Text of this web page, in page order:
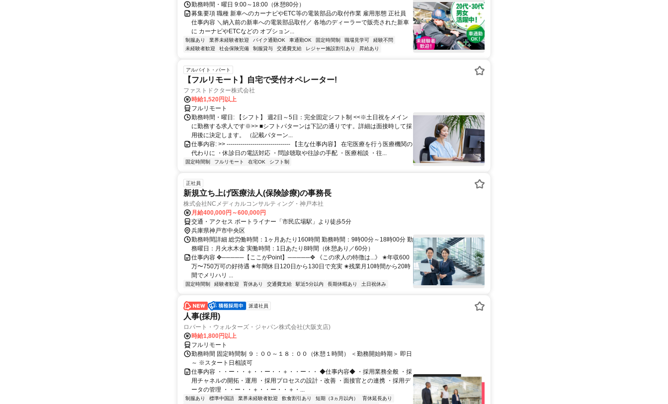
勤務時間・曜日 9:00～18:00（休憩80分）
募集要項 職種 新車へのカーナビやETC等の電装部品の取付作業 雇用形態 正社員
仕事内容 ＼納入前の新車への電装部品取付／ 各地のディーラーで販売された新車
に カーナビやETCなどの オプション...
制服あり 業界未経験者歓迎 バイク通勤OK 車通勤OK 固定時間制 職場見学可
経験不問
未経験者歓迎
社会保険完備 制服貸与 交通費支給 レジャー施設割引あり 昇給あり
アルバイト・パート
【フルリモート】自宅で受付オペレーター!
ファストドクター株式会社
時給1,520円以上
フルリモート
勤務時間・曜日: 【シフト】 週2日～5日：完全固定シフト制 <<※土日祝をメイン
に勤務する求人です※>> ■シフトパターンは下記の通りです。詳細は面接時して採
用後に決定します。 （記載パターン...
仕事内容: >> -------------------------------- 【主な仕事内容】 在宅医療を行う医療機関の
代わりに ・休診日の電話対応 ・問診聴取や往診の手配 ・医療相談 ・往...
固定時間制 フルリモート 在宅OK シフト制
正社員
新規立ち上げ医療法人(保険診療)の事務長
株式会社NCメディカルコンサルティング・神戸本社
月給400,000円～600,000円
交通・アクセス ポートライナー「市民広場駅」より徒歩5分
兵庫県神戸市中央区
勤務時間詳細 総労働時間：1ヶ月あたり160時間 勤務時間：9時00分～18時00分 勤
務曜日：月火水木金 実働時間：1日あたり8時間（休憩あり／60分）
仕事内容 ✥─────【ここがPoint】─────✥ 《この求人の特徴は...》 ✬年収600
万〜750万可の好待遇 ✬年間休日120日から130日で充実 ✬残業月10時間から20時
間でメリハリ ...
固定時間制 経験者歓迎 育休あり 交通費支給 駅近5分以内 長期休暇あり 土日祝休み
派遣社員
人事(採用)
ロバート・ウォルターズ・ジャパン株式会社(大阪支店)
時給1,800円以上
フルリモート
勤務時間 固定時間制 ９：００～１８：００（休憩１時間） ＜勤務開始時期＞ 即日
～ ※スタート日相談可
仕事内容 ・・ー・・＋・・ー・・＋・・ー・・ ◆仕事内容◆ ・採用業務全般 ・採
用チャネルの開拓・運用 ・採用プロセスの設計・改善 ・面接官との連携 ・採用デ
ータの管理 ・・ー・・＋・・ー・・＋・...
制服あり 標準中国語 業界未経験者歓迎 飲食割引あり 短期（3ヵ月以内） 育休延長あり